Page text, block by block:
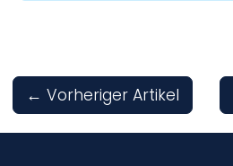
← Vorheriger Artikel